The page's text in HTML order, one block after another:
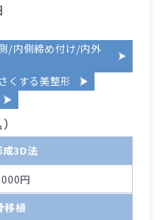
/内側締め付け/内外
くする美整形
成3D法
円
移植